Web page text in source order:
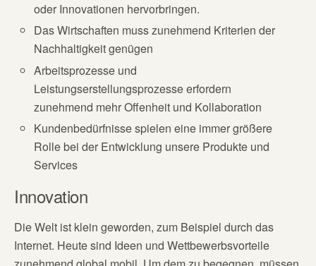
oder Innovationen hervorbringen.
Das Wirtschaften muss zunehmend Kriterien der
Nachhaltigkeit genügen
Arbeitsprozesse und
Leistungserstellungsprozesse erfordern
zunehmend mehr Offenheit und Kollaboration
Kundenbedürfnisse spielen eine immer größere
Rolle bei der Entwicklung unsere Produkte und
Services
Innovation
Die Welt ist klein geworden, zum Beispiel durch das
Internet. Heute sind Ideen und Wettbewerbsvorteile